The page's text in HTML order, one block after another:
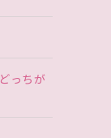
っちが